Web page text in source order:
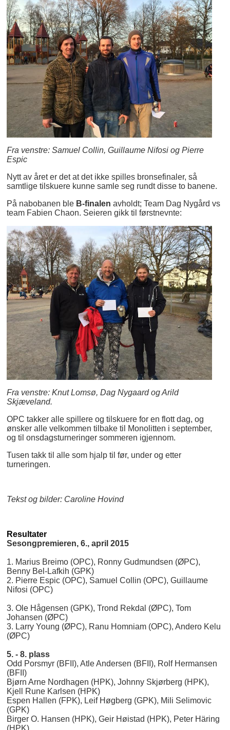
Fra venstre: Samuel Collin, Guillaume Nifosi og Pierre
Espic
Nytt av året er det at det ikke spilles bronsefinaler, så
samtlige tilskuere kunne samle seg rundt disse to banene.
På nabobanen ble B-finalen avholdt; Team Dag Nygård vs
team Fabien Chaon. Seieren gikk til førstnevnte:
Fra venstre: Knut Lomsø, Dag Nygaard og Arild
Skjæveland.
OPC takker alle spillere og tilskuere for en flott dag, og
ønsker alle velkommen tilbake til Monolitten i september,
og til onsdagsturneringer sommeren igjennom.
Tusen takk til alle som hjalp til før, under og etter
turneringen.
Tekst og bilder: Caroline Hovind
Resultater
Sesongpremieren, 6., april 2015
1. Marius Breimo (OPC), Ronny Gudmundsen (ØPC),
Benny Bel-Lafkih (GPK)
2. Pierre Espic (OPC), Samuel Collin (OPC), Guillaume
Nifosi (OPC)
3. Ole Hågensen (GPK), Trond Rekdal (ØPC), Tom
Johansen (ØPC)
3. Larry Young (ØPC), Ranu Homniam (OPC), Andero Kelu
(ØPC)
5. - 8. plass
Odd Porsmyr (BFII), Atle Andersen (BFII), Rolf Hermansen
(BFII)
Bjørn Arne Nordhagen (HPK), Johnny Skjørberg (HPK),
Kjell Rune Karlsen (HPK)
Espen Hallen (FPK), Leif Høgberg (GPK), Mili Selimovic
(GPK)
Birger O. Hansen (HPK), Geir Høistad (HPK), Peter Häring